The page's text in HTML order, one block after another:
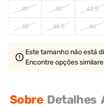
41 42 42.5
45 45.5 46
Este tamanho não está
Encontre opções
Sobre Detalhes